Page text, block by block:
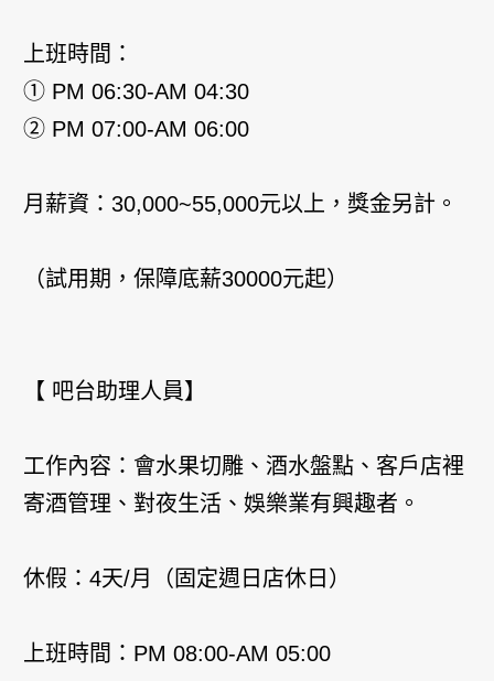
上班時間：
① PM 06:30-AM 04:30
② PM 07:00-AM 06:00
月薪資：30,000~55,000元以上，獎金另計。
（試用期，保障底薪30000元起）
【 吧台助理人員】
工作內容：會水果切雕、酒水盤點、客戶店裡
寄酒管理、對夜生活、娛樂業有興趣者。
休假：4天/月（固定週日店休日）
上班時間：PM 08:00-AM 05:00